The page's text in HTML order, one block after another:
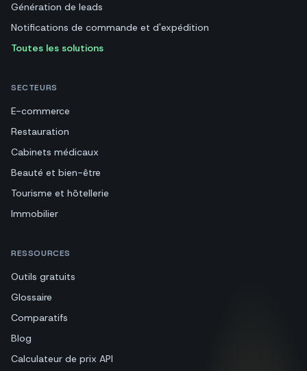
Génération de leads
Notifications de commande et d'expédition
Toutes les solutions
SECTEURS
E-commerce
Restauration
Cabinets médicaux
Beauté et bien-être
Tourisme et hôtellerie
Immobilier
RESSOURCES
Outils gratuits
Glossaire
Comparatifs
Blog
Calculateur de prix API